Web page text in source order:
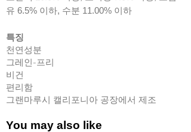
유 6.5% 이하, 수분 11.00% 이하
특징
천연성분
그레인-프리
비건
편리함
그랜마루시 캘리포니아 공장에서 제조
You may also like